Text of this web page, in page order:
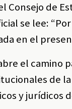
Consejo de
se lee:
en el
el camino
de
y jurídicos